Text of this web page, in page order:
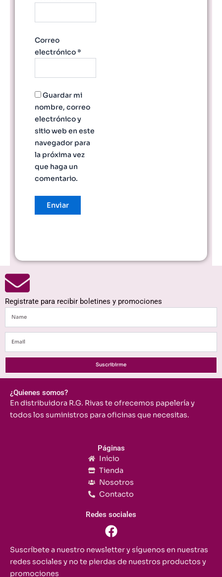
Correo
electrónico*
Guardar mi
nombre, correo
electrónico y
sitio web en este
navegador para
la próxima vez
que haga un
comentario.
Registrate para recibir boletines y promociones
Suscribirme
¿Quienes somos?
En distribuidora R.G. Rivas te ofrecemos papelería y
todos los suministros para oficinas que necesitas.
Páginas
Inicio
Tienda
Nosotros
Contacto
Redes sociales
F
a
c
e
Suscríbete a nuestro newsletter y síguenos en nuestras
redes sociales y no te pierdas de nuestros productos y
promociones